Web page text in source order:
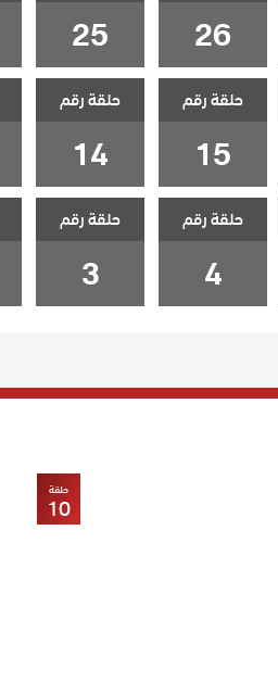
26
25
حلقة رقم
15
حلقة رقم
14
حلقة رقم
4
حلقة رقم
3
حلقة
10